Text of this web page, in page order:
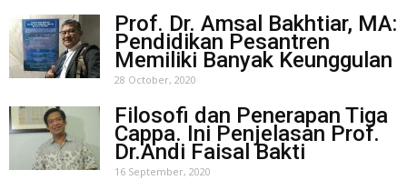
Prof. Dr. Amsal Bakhtiar, MA:
Pendidikan Pesantren
Memiliki Banyak Keunggulan
28 October, 2020
Filosofi dan Penerapan Tiga
Cappa. Ini Penjelasan Prof.
Dr.Andi Faisal Bakti
16 September, 2020